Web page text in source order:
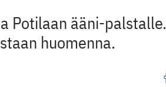
Potilaan ääni-palstalle.
huomenna.